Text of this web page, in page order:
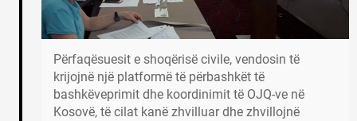
Përfaqësuesit e shoqërisë civile, vendosin të
krijojnë një platformë të përbashkët të
bashkëveprimit dhe koordinimit të OJQ-ve në
Kosovë, të cilat kanë zhvilluar dhe zhvillojnë